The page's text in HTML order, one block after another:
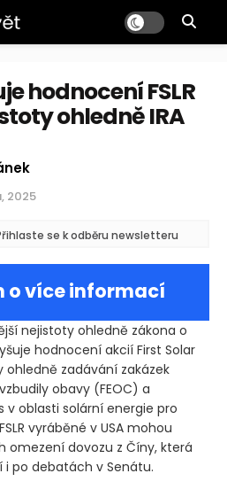
hodnocení FSLR
ohledně IRA
2025
se k odběru newsletteru
o více informací
nejistoty ohledně zákona o
hodnocení akcií First Solar
ohledně zadávání zakázek
obavy (FEOC) a
v oblasti solární energie pro
vyráběné v USA mohou
omezení dovozu z Číny, která
po debatách v Senátu.